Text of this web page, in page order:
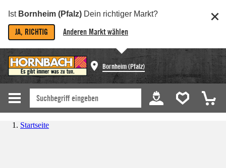
Ist Bornheim (Pfalz) Dein richtiger Markt?
JA, RICHTIG Anderen Markt wählen
Bornheim (Pfalz)
Startseite